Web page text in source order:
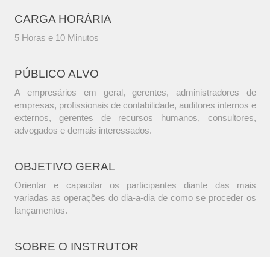
CARGA HORÁRIA
5 Horas e 10 Minutos
PÚBLICO ALVO
A empresários em geral, gerentes, administradores de
empresas, profissionais de contabilidade, auditores internos e
externos, gerentes de recursos humanos, consultores,
advogados e demais interessados.
OBJETIVO GERAL
Orientar e capacitar os participantes diante das mais
variadas as operações do dia-a-dia de como se proceder os
lançamentos.
SOBRE O INSTRUTOR